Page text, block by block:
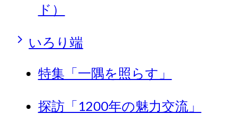
ド）
いろり端
特集「一隅を照らす」
探訪「1200年の魅力交流」